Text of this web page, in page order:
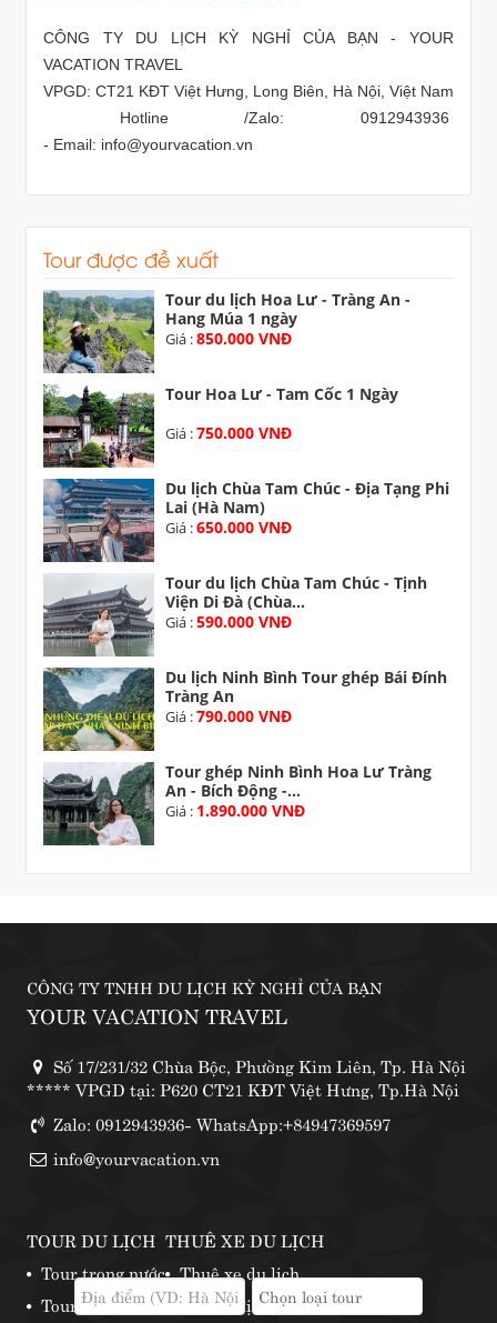
CÔNG TY DU LỊCH KỲ NGHỈ CỦA BẠN - YOUR
VACATION TRAVEL
VPGD: CT21 KĐT Việt Hưng, Long Biên, Hà Nội, Việt Nam
Hotline /Zalo: 0912943936
- Email: info@yourvacation.vn
Tour được đề xuất
Tour du lịch Hoa Lư - Tràng An -
Hang Múa 1 ngày
Giá :850.000 VNĐ
Tour Hoa Lư - Tam Cốc 1 Ngày
Giá :750.000 VNĐ
Du lịch Chùa Tam Chúc - Địa Tạng Phi
Lai (Hà Nam)
Giá :650.000 VNĐ
Tour du lịch Chùa Tam Chúc - Tịnh
Viện Di Đà (Chùa...
Giá :590.000 VNĐ
Du lịch Ninh Bình Tour ghép Bái Đính
Tràng An
Giá :790.000 VNĐ
Tour ghép Ninh Bình Hoa Lư Tràng
An - Bích Động -...
Giá : 1.890.000 VNĐ
CÔNG TY TNHH DU LỊCH KỲ NGHỈ CỦA BẠN
YOUR VACATION TRAVEL
Số 17/231/32 Chùa Bộc, Phường Kim Liên, Tp. Hà Nội
***** VPGD tại: P620 CT21 KĐT Việt Hưng, Tp.Hà Nội
Zalo: 0912943936- WhatsApp:+84947369597
info@yourvacation.vn
TOUR DU LỊCH
Tour trong nước
Tour nước ngoài
THUÊ XE DU LỊCH
Thuê xe du lịch
Những địa điểm thuê xe phượt